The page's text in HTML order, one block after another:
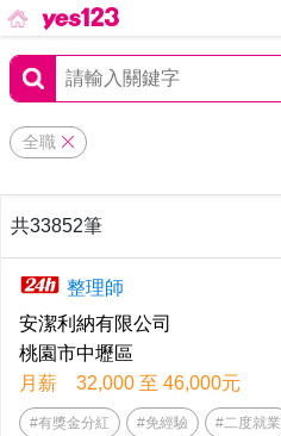
全職
共33852筆
整理師
安潔利納有限公司
桃園市中壢區
月薪 32,000 至 46,000元
#有獎金分紅 #免經驗 #二度就業